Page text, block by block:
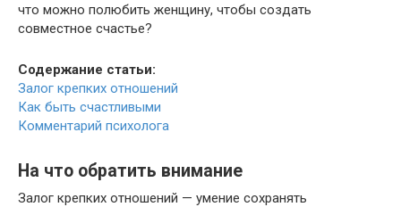
что можно полюбить женщину, чтобы создать
совместное счастье?
Содержание статьи:
Залог крепких отношений
Как быть счастливыми
Комментарий психолога
На что обратить внимание
Залог крепких отношений — умение сохранять